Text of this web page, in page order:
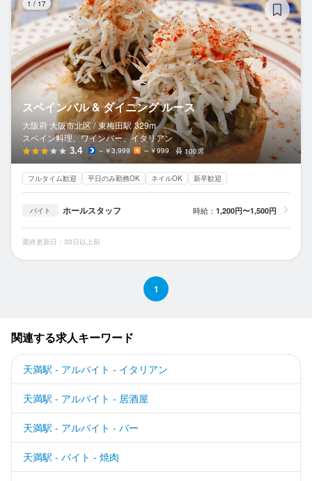
1 / 17
スペインバル & ダイニング ルース
大阪府 大阪市北区 / 東梅田駅 329m
スペイン料理、ワインバー、イタリアン
3.4 ～￥3,999 ～￥999 100席
フルタイム歓迎 平日のみ勤務OK ネイルOK 新卒歓迎
バイト ホールスタッフ 時給： 1,200円〜1,500円
最終更新日：30日以上前
1
関連する求人キーワード
天満駅 - アルバイト - イタリアン
天満駅 - アルバイト - 居酒屋
天満駅 - アルバイト - バー
天満駅 - バイト - 焼肉